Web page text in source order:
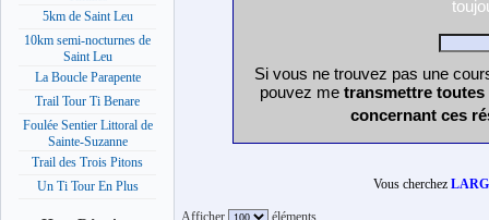
5km de Saint Leu
10km semi-nocturnes de
Saint Leu
La Boucle Parapente
Trail Tour Ti Benare
Foulée Sentier Littoral de
Sainte-Suzanne
Trail des Trois Pitons
Un Ti Tour En Plus
Si vous ne trouvez pas une
pouvez me transmettre
concernant ces
Vous cherchez
Afficher éléments